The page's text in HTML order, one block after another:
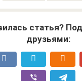
статья?
друзьями: